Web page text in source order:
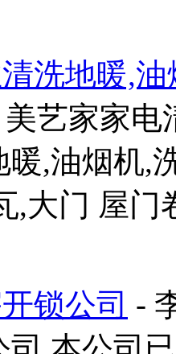
洗地暖,
美艺家家电
暖,油烟机,
,大门 屋门
锁公司 -